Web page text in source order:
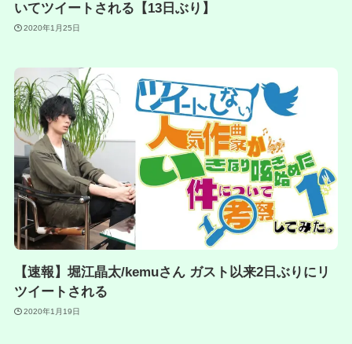
いてツイートされる【13日ぶり】
2020年1月25日
【速報】堀江晶太/kemuさん ガスト以来2日ぶりにリ
ツイートされる
2020年1月19日